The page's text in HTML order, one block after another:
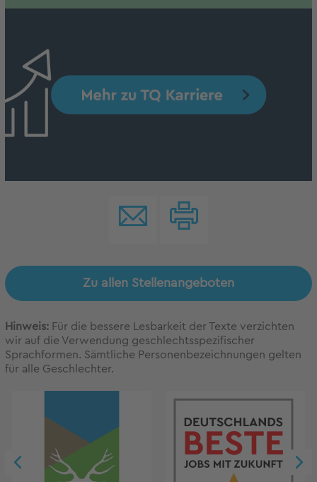
Zu allen Stellenangeboten
Hinweis: Für die bessere Lesbarkeit der Texte verzichten
wir auf die Verwendung geschlechtsspezifischer
Sprachformen. Sämtliche Personenbezeichnungen gelten
für alle Geschlechter.